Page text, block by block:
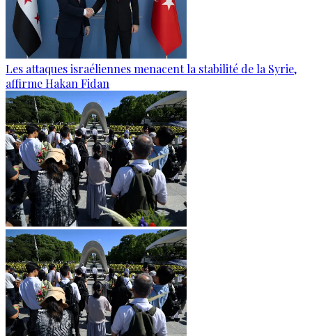
Les attaques israéliennes menacent la stabilité de la Syrie,
affirme Hakan Fidan